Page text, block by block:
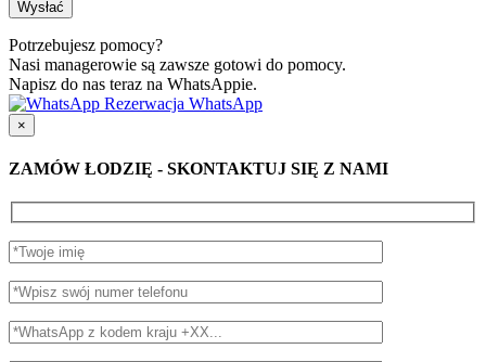
Potrzebujesz pomocy?
Nasi managerowie są zawsze gotowi do pomocy.
Napisz do nas teraz na WhatsAppie.
Rezerwacja WhatsApp
×
ZAMÓW ŁODZIĘ - SKONTAKTUJ SIĘ Z NAMI